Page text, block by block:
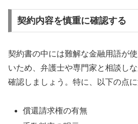
契約内容を慎重に確認する
契約書の中には難解な金融用語が
いため、弁護士や専門家と相談し
確認しましょう。特に、以下の点
償還請求権の有無